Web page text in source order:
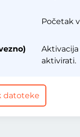
Početak
aktivirati.
datoteke